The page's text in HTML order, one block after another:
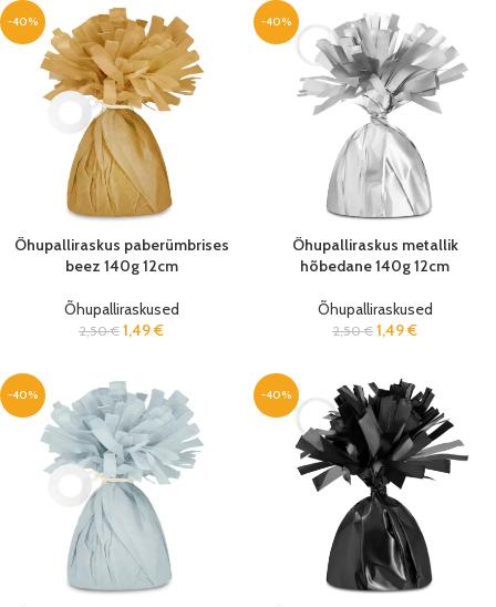
-40%
Õhupalliraskus paberümbrises
beez 140g 12cm
Õhupalliraskused
2,50€ 1,49€
-40%
Õhupalliraskus metallik
hõbedane 140g 12cm
Õhupalliraskused
2,50€ 1,49€
-40% -40%